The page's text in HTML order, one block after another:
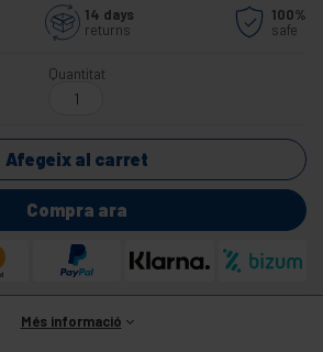
14 days
returns
100%
safe
Quantitat
Afegeix al carret
Compra ara
Més informació